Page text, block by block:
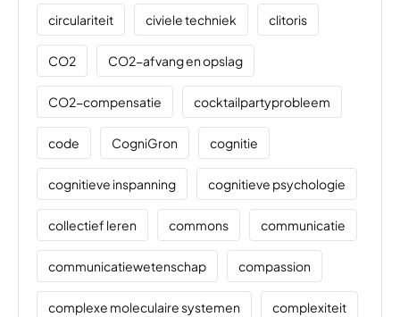
circulariteit civiele techniek clitoris
CO2 CO2-afvang en opslag
CO2-compensatie cocktailpartyprobleem
code CogniGron cognitie
cognitieve inspanning cognitieve psychologie
collectief leren commons communicatie
communicatiewetenschap compassion
complexe moleculaire systemen complexiteit